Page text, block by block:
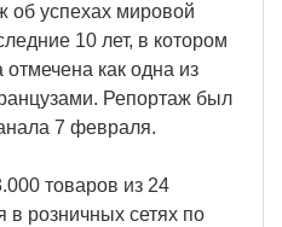
об успехах мировой
10 лет, в котором
как одна из
Репортаж был
7 февраля.
товаров из 24
в розничных сетях по